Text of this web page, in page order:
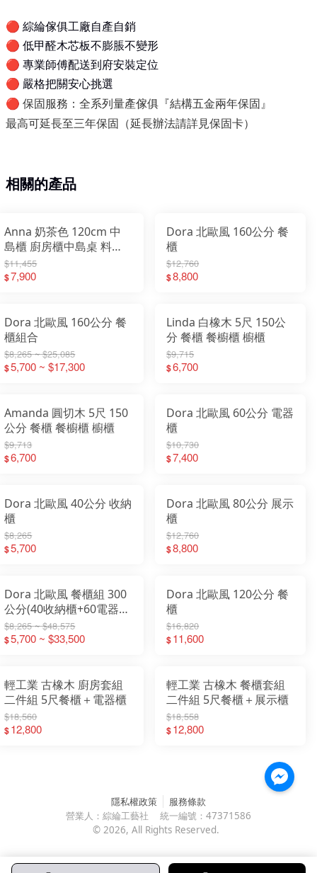
🔴 綜綸傢俱工廠自產自銷
🔴 低甲醛木芯板不膨脹不變形
🔴 專業師傅配送到府安裝定位
🔴 嚴格把關安心挑選
🔴 保固服務：全系列量產傢俱『結構五金兩年保固』
最高可延長至三年保固（延長辦法請詳見保固卡）
相關的產品
Anna 奶茶色 120cm 中
島櫃 廚房櫃中島桌 料理
臺 操作臺 餐櫃 收納櫃 置
物櫃 廚房置物櫃 ３年保
$11,455
$7,900
Dora 北歐風 160公分 餐
櫃
$12,760
$8,800
Dora 北歐風 160公分 餐
櫃組合
$8,265 ~ $25,085
$5,700 ~ $17,300
Linda 白橡木 5尺 150公
分 餐櫃 餐櫥櫃 櫥櫃
$9,715
$6,700
Amanda 圓切木 5尺 150
公分 餐櫃 餐櫥櫃 櫥櫃
$9,713
$6,700
Dora 北歐風 60公分 電器
櫃
$10,730
$7,400
Dora 北歐風 40公分 收納
櫃
$8,265
$5,700
Dora 北歐風 80公分 展示
櫃
$12,760
$8,800
Dora 北歐風 餐櫃組 300
公分(40收納櫃+60電器櫃
+120餐櫃+80展示櫃)
$8,265 ~ $48,575
$5,700 ~ $33,500
Dora 北歐風 120公分 餐
櫃
$16,820
$11,600
輕工業 古橡木 廚房套組
二件組 5尺餐櫃＋電器櫃
$18,560
$12,800
輕工業 古橡木 餐櫃套組
二件組 5尺餐櫃＋展示櫃
$18,558
$12,800
隱私權政策
服務條款
營業人： 綜綸工藝社 統一編號： 47371586
© 2026, All Rights Reserved.